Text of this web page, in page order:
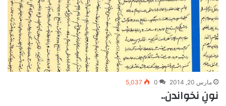
مارس 20, 2014 0
5,037
نونِ نخواندن..